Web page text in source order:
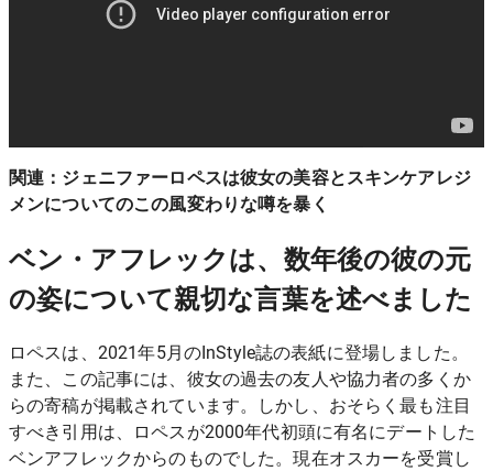
関連： ジェニファーロペスは彼女の美容とスキンケアレジ
メンについてのこの風変わりな噂を暴く
ベン・アフレックは、数年後の彼の元
の姿について親切な言葉を述べました
ロペスは、2021年5月のInStyle誌の表紙に登場しました。
また、この記事には、彼女の過去の友人や協力者の多くか
らの寄稿が掲載されています。しかし、おそらく最も注目
すべき引用は、ロペスが2000年代初頭に有名にデートした
ベンアフレックからのものでした。現在オスカーを受賞し